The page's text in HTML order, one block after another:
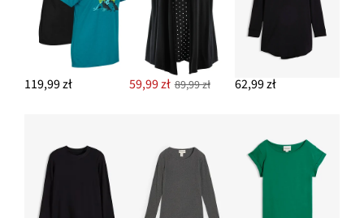
119,99 zł 59,99 zł 89,99 zł 62,99 zł